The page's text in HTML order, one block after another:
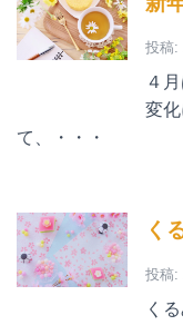
投稿:
４
変
て、・・・
く
投稿:
く